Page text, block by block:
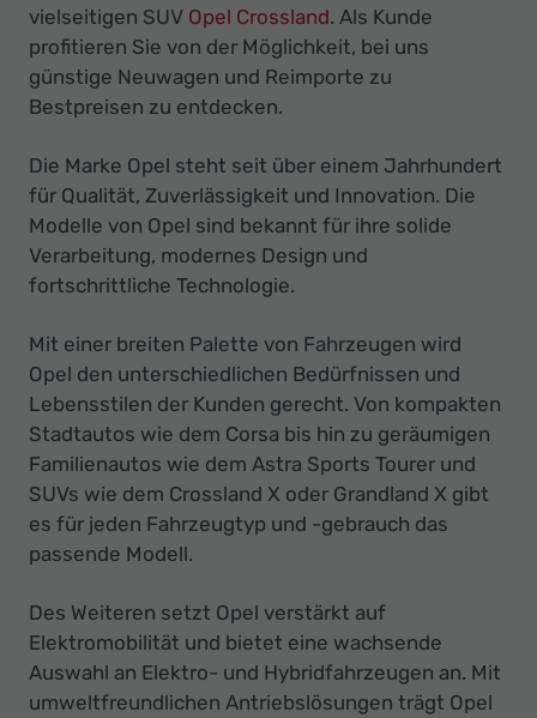
vielseitigen SUV Opel Crossland. Als Kunde
profitieren Sie von der Möglichkeit, bei uns
günstige Neuwagen und Reimporte zu
Bestpreisen zu entdecken.
Die Marke Opel steht seit über einem Jahrhundert
für Qualität, Zuverlässigkeit und Innovation. Die
Modelle von Opel sind bekannt für ihre solide
Verarbeitung, modernes Design und
fortschrittliche Technologie.
Mit einer breiten Palette von Fahrzeugen wird
Opel den unterschiedlichen Bedürfnissen und
Lebensstilen der Kunden gerecht. Von kompakten
Stadtautos wie dem Corsa bis hin zu geräumigen
Familienautos wie dem Astra Sports Tourer und
SUVs wie dem Crossland X oder Grandland X gibt
es für jeden Fahrzeugtyp und -gebrauch das
passende Modell.
Des Weiteren setzt Opel verstärkt auf
Elektromobilität und bietet eine wachsende
Auswahl an Elektro- und Hybridfahrzeugen an. Mit
umweltfreundlichen Antriebslösungen trägt Opel